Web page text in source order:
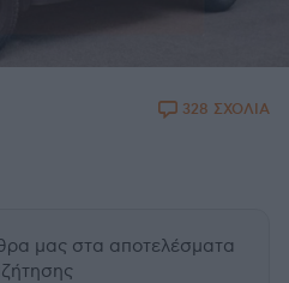
328 ΣΧΟΛΙΑ
μας στα αποτελέσματα